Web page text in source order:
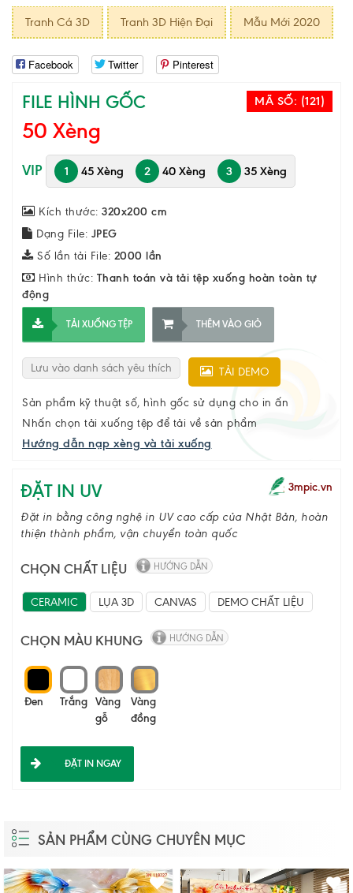
Tranh Cá 3D Tranh 3D Hiện Đại Mẫu Mới 2020
Facebook Twitter Pinterest
FILE HÌNH GỐC MÃ SỐ: (121)
50 Xèng
VIP 1 45 Xèng 2 40 Xèng 3 35 Xèng
Kích thước: 320x200 cm
Dạng File: JPEG
Số lần tải File: 2000 lần
Hình thức: Thanh toán và tải tệp xuống hoàn toàn tự
động
TẢI XUỐNG TỆP THÊM VÀO GIỎ
Lưu vào danh sách yêu thích TẢI DEMO
Sản phẩm kỹ thuật số, hình gốc sử dụng cho in ấn
Nhấn chọn tải xuống tệp để tải về sản phẩm
Hướng dẫn nạp xèng và tải xuống
ĐẶT IN UV 3mpic.vn
Đặt in bằng công nghệ in UV cao cấp của Nhật Bản, hoàn
thiện thành phẩm, vận chuyển toàn quốc
CHỌN CHẤT LIỆU HƯỚNG DẪN
CERAMIC LỤA 3D CANVAS DEMO CHẤT LIỆU
CHỌN MÀU KHUNG HƯỚNG DẪN
Đen Trắng Vàng
gỗ
Vàng
đồng
ĐẶT IN NGAY
SẢN PHẨM CÙNG CHUYÊN MỤC